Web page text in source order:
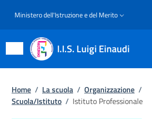
Slim top
Ministero dell'Istruzione e del Merito
I.I.S. Luigi Einaudi
Briciole di pane
Home / La scuola / Organizzazione /
Scuola/Istituto / Istituto Professionale